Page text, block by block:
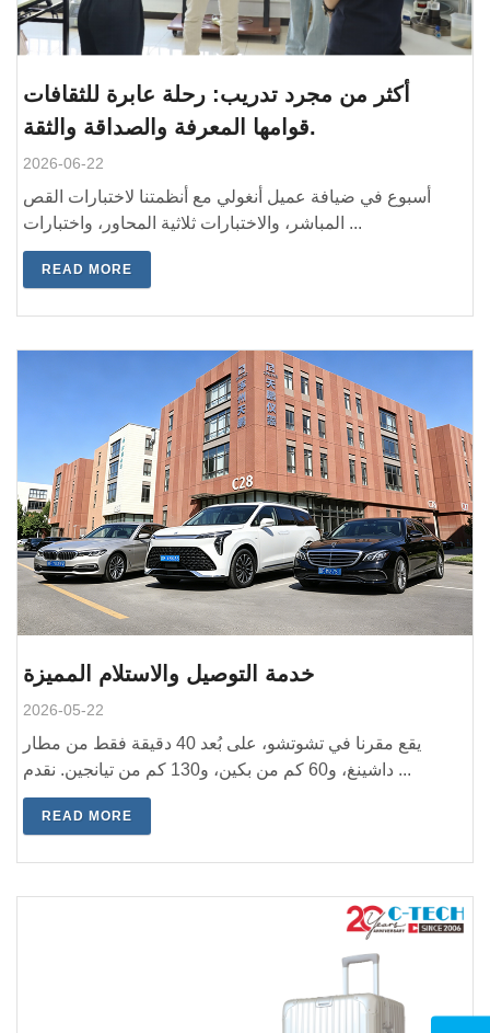
أكثر من مجرد تدريب: رحلة عابرة للثقافات
قوامها المعرفة والصداقة والثقة.
2026-06-22
أسبوع في ضيافة عميل أنغولي مع أنظمتنا لاختبارات القص
المباشر، والاختبارات ثلاثية المحاور، واختبارات ...
READ MORE
خدمة التوصيل والاستلام المميزة
2026-05-22
يقع مقرنا في تشوتشو، على بُعد 40 دقيقة فقط من مطار
داشينغ، و60 كم من بكين، و130 كم من تيانجين. نقدم ...
READ MORE